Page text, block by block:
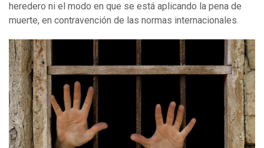
heredero ni el modo en que se está aplicando la pena de
muerte, en contravención de las normas internacionales.